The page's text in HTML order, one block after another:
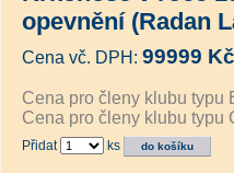
Pozor, hranice! Průvodce
Hrobům v dáli - Otisk 1.
Hrobům v dáli - Otisk 1.
Hrobům v dáli - Otisk 1.
Antikvariát - Zmizelá Praha -
Zmizelá Praha - Vojsko a
opevnění (Radan
Cena vč. DPH: 99999 Kč
Cena pro členy klubu typu
Cena pro členy klubu typu
Přidat ks